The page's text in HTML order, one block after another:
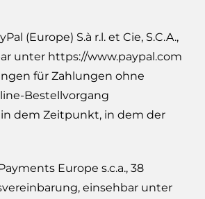
(Europe) S.à r.l. et Cie, S.C.A.,
unter https://www.paypal.com
für Zahlungen ohne
Bestellvorgang
dem Zeitpunkt, in dem der
Europe s.c.a., 38
einsehbar unter